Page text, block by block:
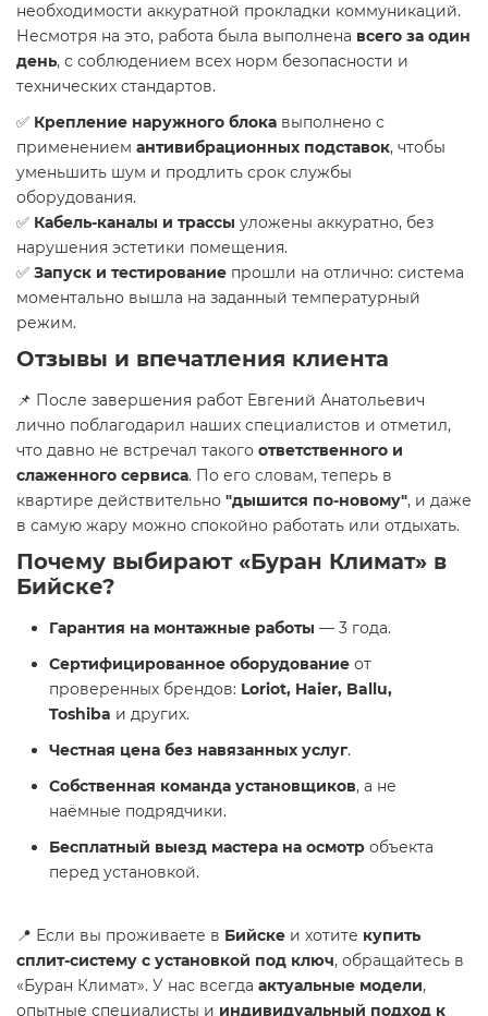
необходимости аккуратной прокладки коммуникаций.
Несмотря на это, работа была выполнена всего за один
день, с соблюдением всех норм безопасности и
технических стандартов.
✅ Крепление наружного блока выполнено с
применением антивибрационных подставок, чтобы
уменьшить шум и продлить срок службы
оборудования.
✅ Кабель-каналы и трассы уложены аккуратно, без
нарушения эстетики помещения.
✅ Запуск и тестирование прошли на отлично: система
моментально вышла на заданный температурный
режим.
Отзывы и впечатления клиента
📌 После завершения работ Евгений Анатольевич
лично поблагодарил наших специалистов и отметил,
что давно не встречал такого ответственного и
слаженного сервиса. По его словам, теперь в
квартире действительно "дышится по-новому", и даже
в самую жару можно спокойно работать или отдыхать.
Почему выбирают «Буран Климат» в
Бийске?
Гарантия на монтажные работы — 3 года.
Сертифицированное оборудование от
проверенных брендов: Loriot, Haier, Ballu,
Toshiba и других.
Честная цена без навязанных услуг.
Собственная команда установщиков, а не
наёмные подрядчики.
Бесплатный выезд мастера на осмотр объекта
перед установкой.
📍 Если вы проживаете в Бийске и хотите купить
сплит-систему с установкой под ключ, обращайтесь в
«Буран Климат». У нас всегда актуальные модели,
опытные специалисты и индивидуальный подход к